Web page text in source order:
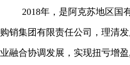
2018年，是阿克苏地区国
购销集团有限责任公司， 理清发
业融合协调发展，实现扭亏增盈